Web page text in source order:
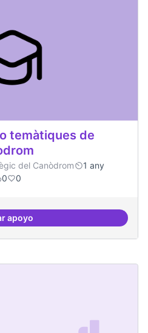
temàtiques de
del Canòdrom
1 any
0 0
apoyo
Establir les àrees o temàtiques